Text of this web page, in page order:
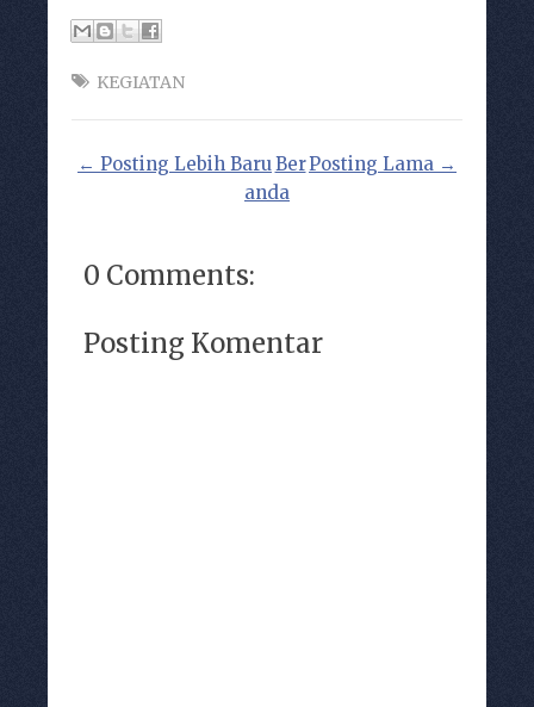
KEGIATAN
← Posting Lebih Baru Posting Lama →
Ber
anda
0 Comments:
Posting Komentar